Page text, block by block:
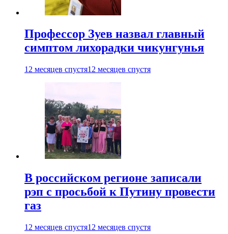
Профессор Зуев назвал главный
симптом лихорадки чикунгунья
12 месяцев спустя12 месяцев спустя
В российском регионе записали
рэп с просьбой к Путину провести
газ
12 месяцев спустя12 месяцев спустя